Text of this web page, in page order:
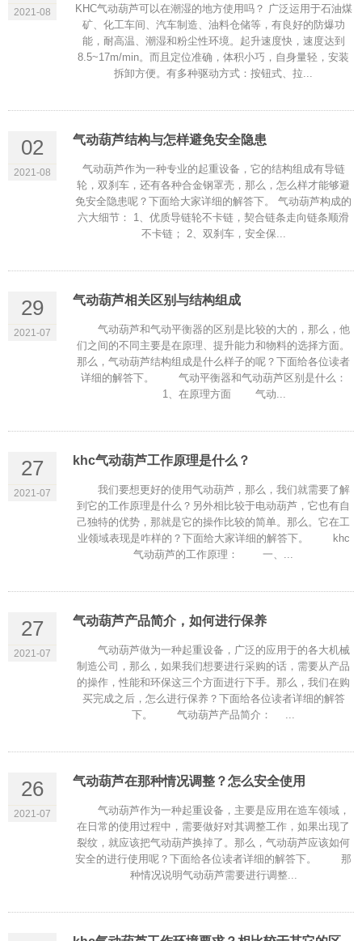
2021-08
KHC气动葫芦可以在潮湿的地方使用吗？ 广泛运用于石油煤
矿、化工车间、汽车制造、油料仓储等，有良好的防爆功
能，耐高温、潮湿和粉尘性环境。起升速度快，速度达到
8.5~17m/min。而且定位准确，体积小巧，自身量轻，安装
拆卸方便。有多种驱动方式：按钮式、拉...
02
2021-08
气动葫芦结构与怎样避免安全隐患
气动葫芦作为一种专业的起重设备，它的结构组成有导链
轮，双刹车，还有各种合金钢罩壳，那么，怎么样才能够避
免安全隐患呢？下面给大家详细的解答下。 气动葫芦构成的
六大细节： 1、优质导链轮不卡链，契合链条走向链条顺滑
不卡链； 2、双刹车，安全保...
29
2021-07
气动葫芦相关区别与结构组成
气动葫芦和气动平衡器的区别是比较的大的，那么，他
们之间的不同主要是在原理、提升能力和物料的选择方面。
那么，气动葫芦结构组成是什么样子的呢？下面给各位读者
详细的解答下。 气动平衡器和气动葫芦区别是什么：
1、在原理方面 气动...
27
2021-07
khc气动葫芦工作原理是什么？
我们要想更好的使用气动葫芦，那么，我们就需要了解
到它的工作原理是什么？另外相比较于电动葫芦，它也有自
己独特的优势，那就是它的操作比较的简单。那么。它在工
业领域表现是咋样的？下面给大家详细的解答下。 khc
气动葫芦的工作原理： 一、...
27
2021-07
气动葫芦产品简介，如何进行保养
气动葫芦做为一种起重设备，广泛的应用于的各大机械
制造公司，那么，如果我们想要进行采购的话，需要从产品
的操作，性能和环保这三个方面进行下手。那么，我们在购
买完成之后，怎么进行保养？下面给各位读者详细的解答
下。 气动葫芦产品简介： ...
26
2021-07
气动葫芦在那种情况调整？怎么安全使用
气动葫芦作为一种起重设备，主要是应用在造车领域，
在日常的使用过程中，需要做好对其调整工作，如果出现了
裂纹，就应该把气动葫芦换掉了。那么，气动葫芦应该如何
安全的进行使用呢？下面给各位读者详细的解答下。 那
种情况说明气动葫芦需要进行调整...